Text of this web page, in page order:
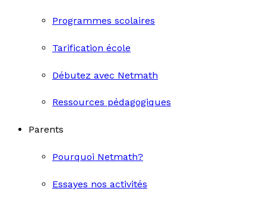
Programmes scolaires
Tarification école
Débutez avec Netmath
Ressources pédagogiques
Parents
Pourquoi Netmath?
Essayes nos activités